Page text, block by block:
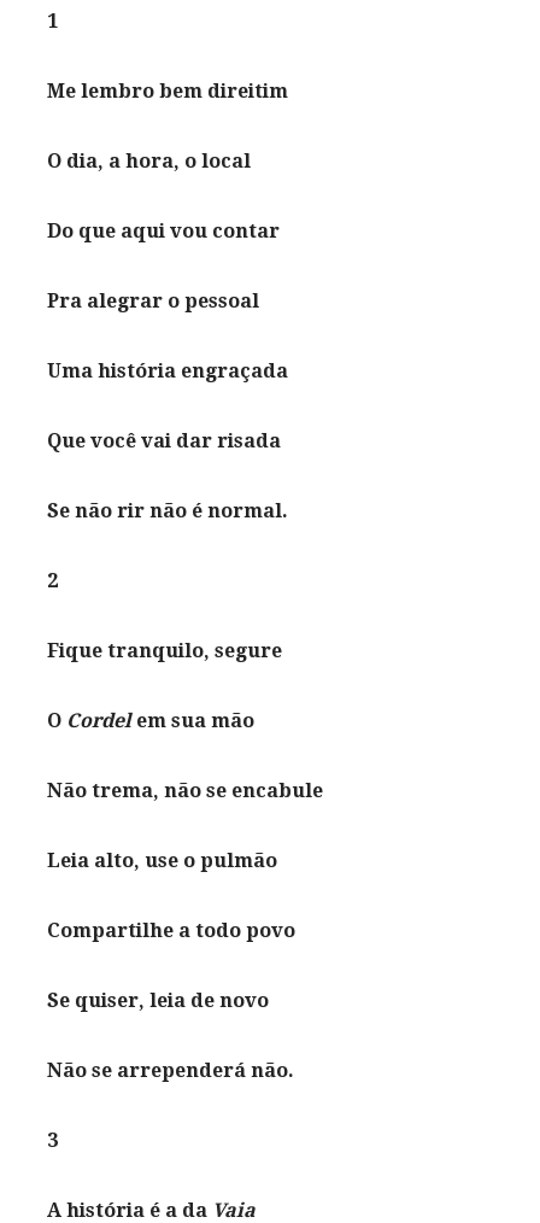
1
Me lembro bem direitim
O dia, a hora, o local
Do que aqui vou contar
Pra alegrar o pessoal
Uma história engraçada
Que você vai dar risada
Se não rir não é normal.
2
Fique tranquilo, segure
O Cordel em sua mão
Não trema, não se encabule
Leia alto, use o pulmão
Compartilhe a todo povo
Se quiser, leia de novo
Não se arrependerá não.
3
A história é a da Vaia